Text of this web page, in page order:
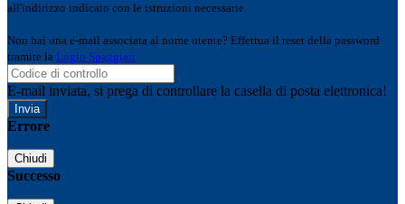
all'indirizzo indicato con le istruzioni necessarie.
Non hai una e-mail associata al nome utente? Effettua il reset della password
tramite la Login Spaggiari
E-mail inviata, si prega di controllare la casella di posta elettronica!
Errore
Chiudi
Successo